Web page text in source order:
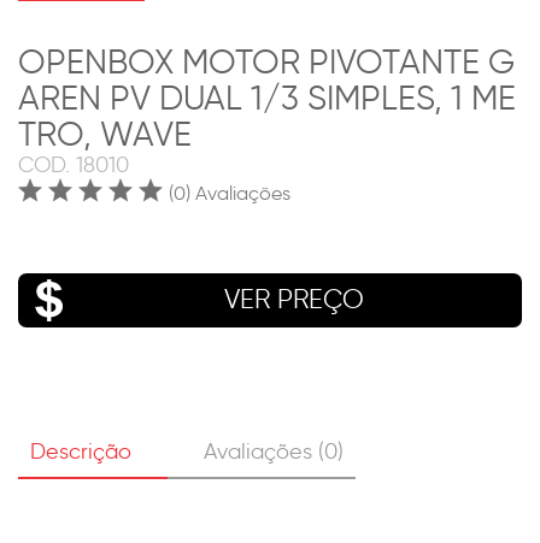
OPENBOX MOTOR PIVOTANTE G
AREN PV DUAL 1/3 SIMPLES, 1 ME
TRO, WAVE
COD. 18010
(0) Avaliações
VER PREÇO
Descrição Avaliações (0)